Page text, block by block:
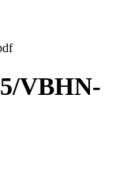
VBHN-